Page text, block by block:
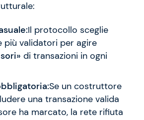
Il protocollo sceglie
più validatori per agire
di transazioni in ogni
Se un costruttore
una transazione valida
ha marcato, la rete rifiuta